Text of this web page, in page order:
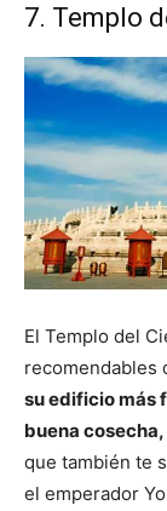
7. Templo
El Templo del
recomendables
su edificio más
buena
que también te
el emperador